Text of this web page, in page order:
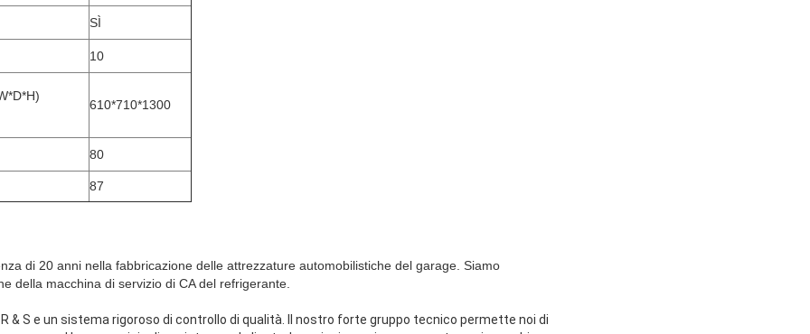
SÌ
10
610*710*1300
80
87
di 20 anni nella fabbricazione delle attrezzature automobilistiche del garage. Siamo
della macchina di servizio di CA del refrigerante.
& S e un sistema rigoroso di controllo di qualità. Il nostro forte gruppo tecnico permette noi di